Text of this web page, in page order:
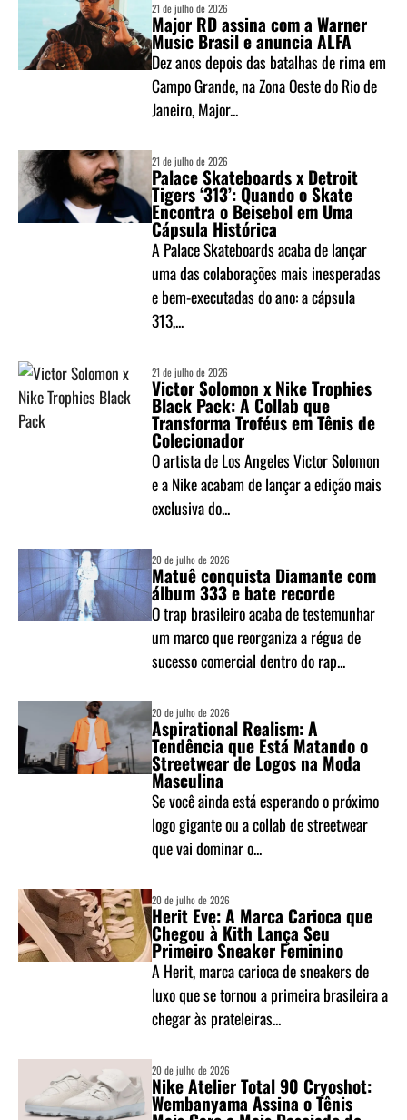
21 de julho de 2026
Major RD assina com a Warner
Music Brasil e anuncia ALFA
Dez anos depois das batalhas de rima em
Campo Grande, na Zona Oeste do Rio de
Janeiro, Major...
21 de julho de 2026
Palace Skateboards x Detroit
Tigers ‘313’: Quando o Skate
Encontra o Beisebol em Uma
Cápsula Histórica
A Palace Skateboards acaba de lançar
uma das colaborações mais inesperadas
e bem-executadas do ano: a cápsula
313,...
21 de julho de 2026
Victor Solomon x Nike Trophies
Black Pack: A Collab que
Transforma Troféus em Tênis de
Colecionador
O artista de Los Angeles Victor Solomon
e a Nike acabam de lançar a edição mais
exclusiva do...
20 de julho de 2026
Matuê conquista Diamante com
álbum 333 e bate recorde
O trap brasileiro acaba de testemunhar
um marco que reorganiza a régua de
sucesso comercial dentro do rap...
20 de julho de 2026
Aspirational Realism: A
Tendência que Está Matando o
Streetwear de Logos na Moda
Masculina
Se você ainda está esperando o próximo
logo gigante ou a collab de streetwear
que vai dominar o...
20 de julho de 2026
Herit Eve: A Marca Carioca que
Chegou à Kith Lança Seu
Primeiro Sneaker Feminino
A Herit, marca carioca de sneakers de
luxo que se tornou a primeira brasileira a
chegar às prateleiras...
20 de julho de 2026
Nike Atelier Total 90 Cryoshot:
Wembanyama Assina o Tênis